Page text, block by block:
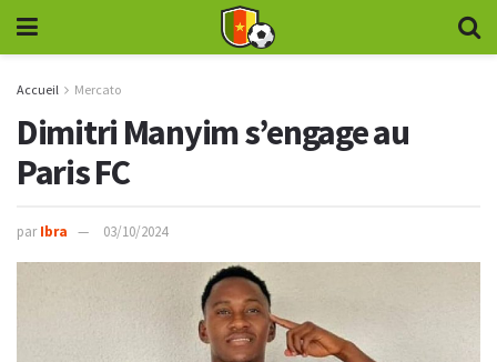
Accueil Mercato
Dimitri Manyim s’engage au
Paris FC
par Ibra 03/10/2024